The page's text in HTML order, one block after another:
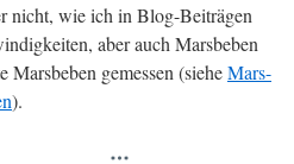
nicht, wie ich in Blog-Beiträgen
aber auch Marsbeben
Marsbeben gemessen (sieheMars-
).